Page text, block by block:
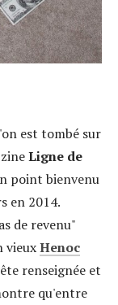
est tombé sur
Ligne de
point bienvenu
en 2014.
de revenu"
vieuxHenoc
renseignée et
qu'entre